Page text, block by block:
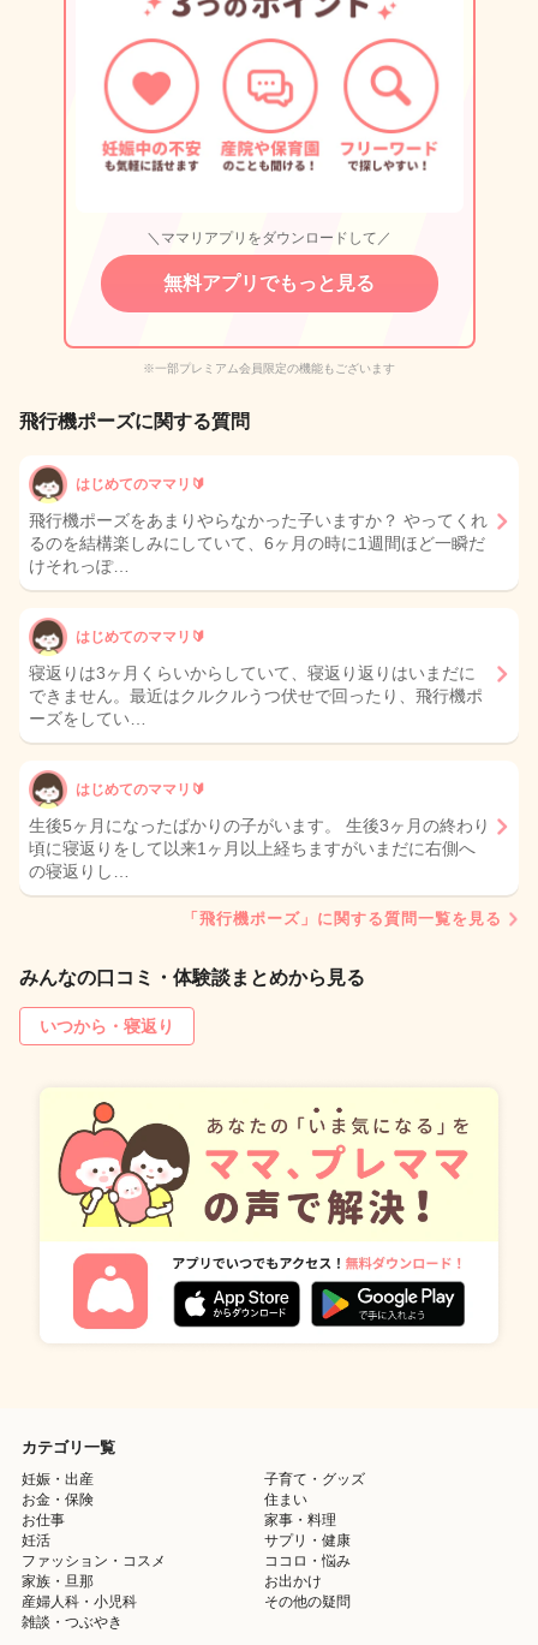
＼ママリアプリをダウンロードして／
無料アプリでもっと見る
※一部プレミアム会員限定の機能もございます
飛行機ポーズに関する質問
はじめてのママリ🔰
飛行機ポーズをあまりやらなかった子いますか？ やってくれ
るのを結構楽しみにしていて、6ヶ月の時に1週間ほど一瞬だ
けそれっぽ…
はじめてのママリ🔰
寝返りは3ヶ月くらいからしていて、寝返り返りはいまだに
できません。最近はクルクルうつ伏せで回ったり、飛行機ポ
ーズをしてい…
はじめてのママリ🔰
生後5ヶ月になったばかりの子がいます。 生後3ヶ月の終わり
頃に寝返りをして以来1ヶ月以上経ちますがいまだに右側へ
の寝返りし…
「飛行機ポーズ」に関する質問一覧を見る
みんなの口コミ・体験談まとめから見る
いつから・寝返り
カテゴリ一覧
妊娠・出産
子育て・グッズ
お金・保険
住まい
お仕事
家事・料理
妊活
サプリ・健康
ファッション・コスメ
ココロ・悩み
家族・旦那
お出かけ
産婦人科・小児科
その他の疑問
雑談・つぶやき